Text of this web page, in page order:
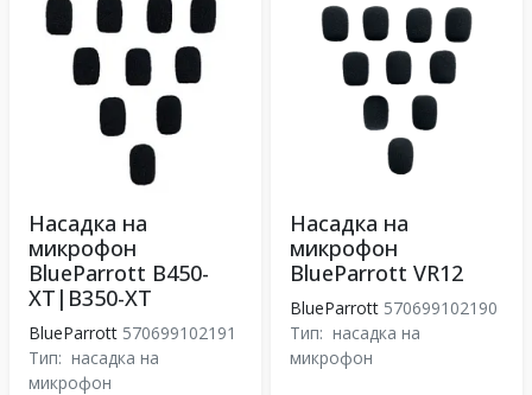
Насадка на
микрофон
BlueParrott B450-
XT|B350-XT
BlueParrott 570699102191
Тип: насадка на
микрофон
Насадка на
микрофон
BlueParrott VR12
BlueParrott 570699102190
Тип: насадка на
микрофон